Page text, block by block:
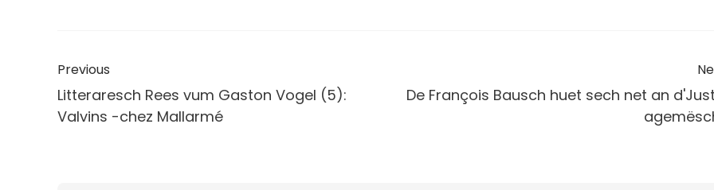
Previous
Litteraresch Rees vum Gaston Vogel (5):
Valvins -chez Mallarmé
De François Bausch huet sech net an